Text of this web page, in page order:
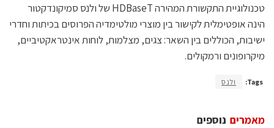
טכנולוגיית התקשורת המהירה HDBaseT של ולנס סמיקונדקטור
הינה אופטימלית לקישור בין מוצרי מולטימדיה הפרוסים בכיתות וחדרי
ישיבות, הכוללים בין השאר: צגים, מצלמות, לוחות אינטראקטיביים,
מיקרופונים ורמקולים.
Tags: ולנס
נוספים מאמרים